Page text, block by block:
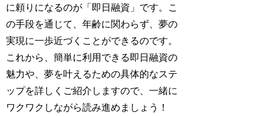
に頼りになるのが「即日融資」です。こ
の手段を通じて、年齢に関わらず、夢の
実現に一歩近づくことができるのです。
これから、簡単に利用できる即日融資の
魅力や、夢を叶えるための具体的なステ
ップを詳しくご紹介しますので、一緒に
ワクワクしながら読み進めましょう！